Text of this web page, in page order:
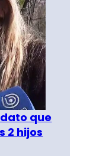
que
2 hijos